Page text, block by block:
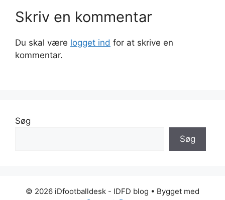
Skriv en kommentar
Du skal være logget ind for at skrive en
kommentar.
Søg
Søg
© 2026 iDfootballdesk - IDFD blog • Bygget med